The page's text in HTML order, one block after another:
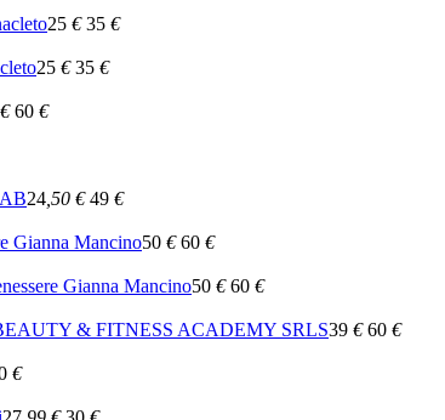
25 € 35 €
25 € 35 €
€ 60 €
24 ,50 € 49 €
Gianna Mancino50 € 60 €
Gianna Mancino50 € 60 €
& FITNESS ACADEMY SRLS39 € 60 €
€